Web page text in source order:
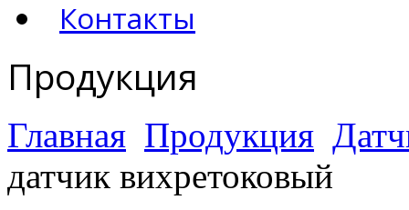
Контакты
Продукция
Главная Продукция
датчик вихретоковый